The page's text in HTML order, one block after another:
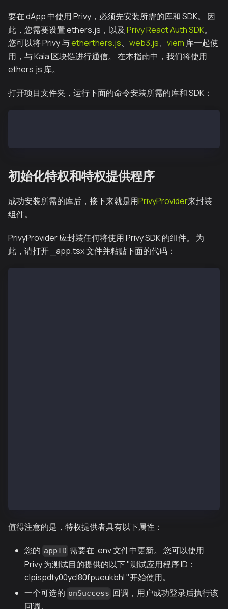
要在 dApp 中使用 Privy，必须先安装所需的库和 SDK。 因
此，您需要设置 ethers.js，以及 Privy React Auth SDK。
您可以将 Privy 与etherthers.js、 web3.js、 viem 库一起使
用，与 Kaia 区块链进行通信。 在本指南中，我们将使用
ethers.js 库。
打开项目文件夹，运行下面的命令安装所需的库和 SDK：
初始化特权和特权提供程序
成功安装所需的库后，接下来就是用PrivyProvider来封装
组件。
PrivyProvider 应封装任何将使用 Privy SDK 的组件。 为
此，请打开 _app.tsx 文件并粘贴下面的代码：
值得注意的是，特权提供者具有以下属性：
您的 appID 需要在 .env 文件中更新。 您可以使用
Privy 为测试目的提供的以下 "测试应用程序 ID：
clpispdty00ycl80fpueukbhl "开始使用。
一个可选的 onSuccess 回调，用户成功登录后执行该
回调。